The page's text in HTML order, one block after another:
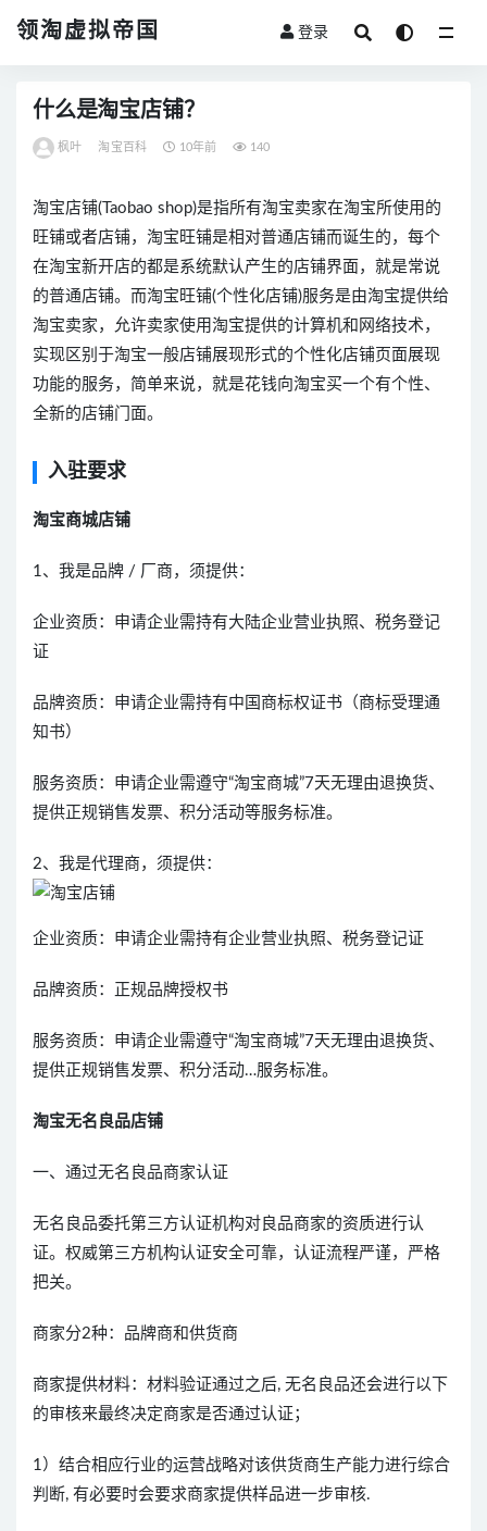
领淘虚拟帝国 登录
什么是淘宝店铺？
枫叶 淘宝百科 10年前 140
淘宝店铺(Taobao shop)是指所有淘宝卖家在淘宝所使用的
旺铺或者店铺，淘宝旺铺是相对普通店铺而诞生的，每个
在淘宝新开店的都是系统默认产生的店铺界面，就是常说
的普通店铺。而淘宝旺铺(个性化店铺)服务是由淘宝提供给
淘宝卖家，允许卖家使用淘宝提供的计算机和网络技术，
实现区别于淘宝一般店铺展现形式的个性化店铺页面展现
功能的服务，简单来说，就是花钱向淘宝买一个有个性、
全新的店铺门面。
入驻要求
淘宝商城店铺
1、我是品牌 / 厂商，须提供：
企业资质：申请企业需持有大陆企业营业执照、税务登记
证
品牌资质：申请企业需持有中国商标权证书（商标受理通
知书）
服务资质：申请企业需遵守“淘宝商城”7天无理由退换货、
提供正规销售发票、积分活动等服务标准。
2、我是代理商，须提供：
企业资质：申请企业需持有企业营业执照、税务登记证
品牌资质：正规品牌授权书
服务资质：申请企业需遵守“淘宝商城”7天无理由退换货、
提供正规销售发票、积分活动…服务标准。
淘宝无名良品店铺
一、通过无名良品商家认证
无名良品委托第三方认证机构对良品商家的资质进行认
证。权威第三方机构认证安全可靠，认证流程严谨，严格
把关。
商家分2种：品牌商和供货商
商家提供材料：材料验证通过之后, 无名良品还会进行以下
的审核来最终决定商家是否通过认证；
1）结合相应行业的运营战略对该供货商生产能力进行综合
判断, 有必要时会要求商家提供样品进一步审核.